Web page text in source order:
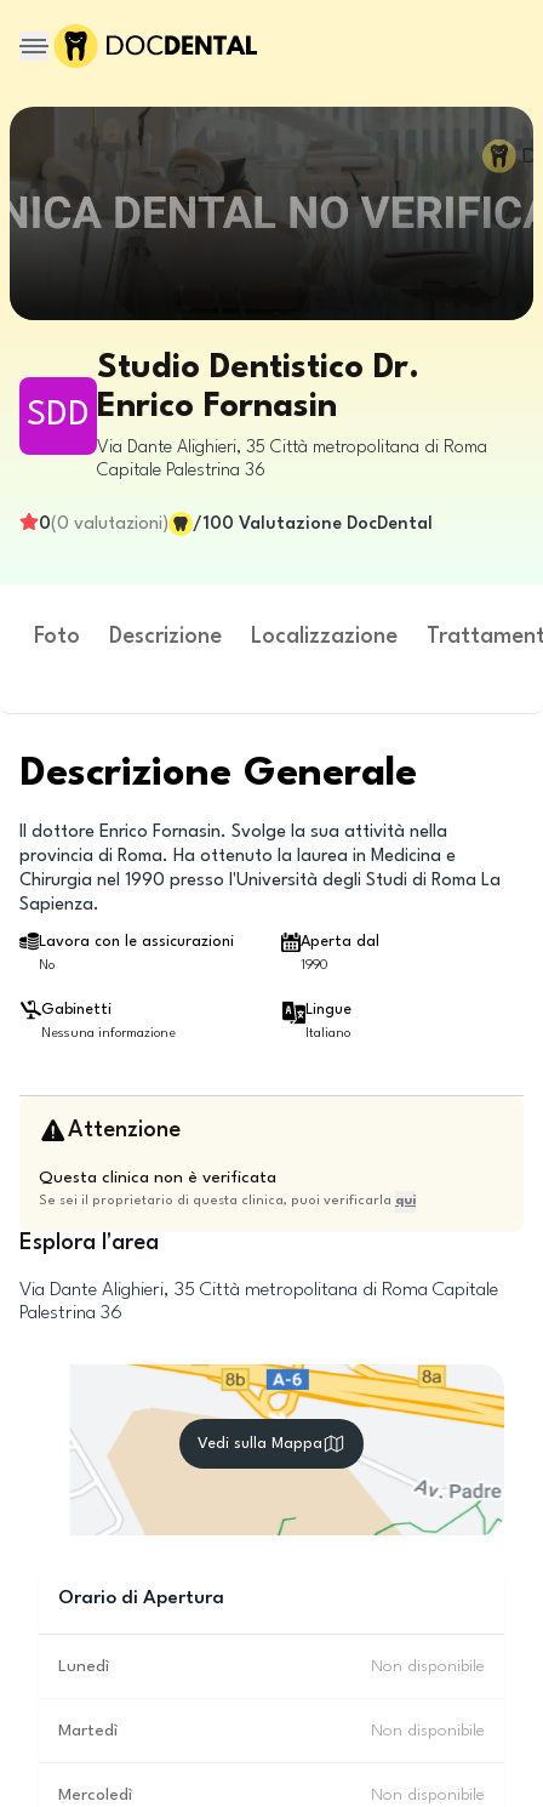
SDD
Studio Dentistico Dr.
Enrico Fornasin
Via Dante Alighieri, 35 Città metropolitana di Roma
Capitale Palestrina 36
0(0 valutazioni) /100 Valutazione DocDental
Foto Descrizione Localizzazione
Descrizione Generale
Il dottore Enrico Fornasin. Svolge la sua attività nella
provincia di Roma. Ha ottenuto la laurea in Medicina e
Chirurgia nel 1990 presso l'Università degli Studi di Roma La
Sapienza.
Lavora con le assicurazioni
No
Aperta dal
1990
Gabinetti
Nessuna informazione
Lingue
Italiano
Attenzione
Questa clinica non è verificata
Se sei il proprietario di questa clinica, puoi verificarla qui
Esplora l'area
Via Dante Alighieri, 35 Città metropolitana di Roma Capitale
Palestrina 36
Vedi sulla Mappa
Orario di Apertura
Lunedì Non disponibile
Martedì Non disponibile
Mercoledì Non disponibile